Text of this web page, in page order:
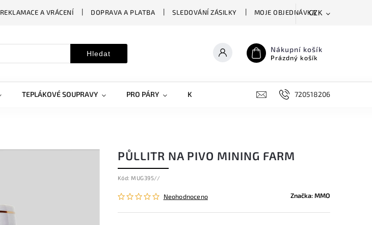
REKLAMACE A VRÁCENÍ DOPRAVA A PLATBA SLEDOVÁNÍ ZÁSILKY MOJE OBJEDNÁVKACZK
Hledat Nákupní košík
Prázdný košík
TEPLÁKOVÉ SOUPRAVY PRO PÁRY KRYTY NA MOBILY DOPLŇKY720518206
PŮLLITR NA PIVO MINING FARM
Kód: MUG395//
Neohodnoceno Značka:MMO